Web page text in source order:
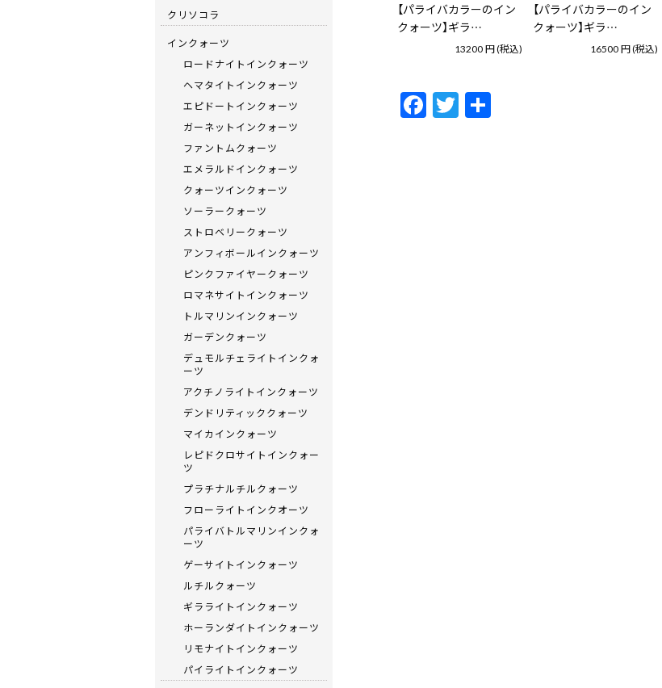
【パライバカラーのイン
クォーツ】ギラ…
13200円(税込)
【パライバカラーのイン
クォーツ】ギラ…
16500円(税込)
F
ac
T
w
クリソコラ
インクォーツ
ロードナイトインクォーツ
ヘマタイトインクォーツ
エピドートインクォーツ
ガーネットインクォーツ
ファントムクォーツ
エメラルドインクォーツ
クォーツインクォーツ
ソーラークォーツ
ストロベリークォーツ
アンフィボールインクォーツ
ピンクファイヤークォーツ
ロマネサイトインクォーツ
トルマリンインクォーツ
ガーデンクォーツ
デュモルチェライトインクォ
ーツ
アクチノライトインクォーツ
デンドリティッククォーツ
マイカインクォーツ
レピドクロサイトインクォー
ツ
プラチナルチルクォーツ
フローライトインクオーツ
パライバトルマリンインクォ
ーツ
ゲーサイトインクォーツ
ルチルクォーツ
ギラライトインクォーツ
ホーランダイトインクォーツ
リモナイトインクォーツ
パイライトインクォーツ